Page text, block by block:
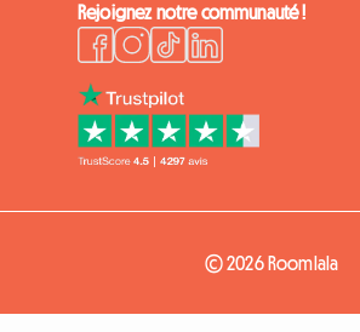
Rejoignez notre communauté !
© 2026 Roomlala